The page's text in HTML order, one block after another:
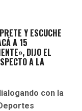
Y ESCUCHE
A 15
DIJO EL
A LA
con la